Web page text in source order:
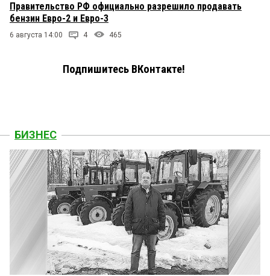
Правительство РФ официально разрешило продавать
бензин Евро-2 и Евро-3
6 августа 14:00 4 465
Подпишитесь ВКонтакте!
БИЗНЕС